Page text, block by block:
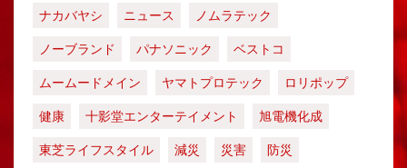
ナカバヤシ
ニュース
ノムラテック
ノーブランド
パナソニック
ベストコ
ムームードメイン
ヤマトプロテック
ロリポップ
健康
十影堂エンターテイメント
旭電機化成
東芝ライフスタイル
減災 災害
防災